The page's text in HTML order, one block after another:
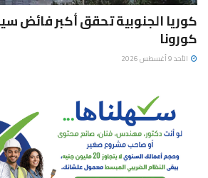
كوريا الجنوبية تحقق أكبر فائض
كورونا
الأحد 9 أغسطس 2026